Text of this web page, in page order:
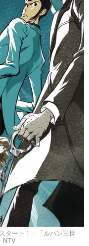
タート！ - 「ルパン三世
NTV